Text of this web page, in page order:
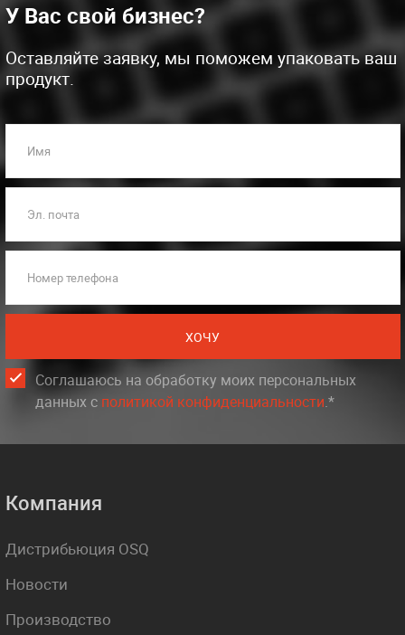
У Вас свой бизнес?
Оставляйте заявку, мы поможем упаковать ваш
продукт.
Имя
Эл. почта
Номер телефона
ХОЧУ
Соглашаюсь на обработку моих персональных
данных c политикой конфиденциальности.*
Компания
Дистрибьюция OSQ
Новости
Производство